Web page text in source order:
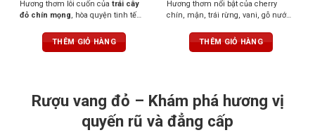
Hương thơm lôi cuốn của trái cây
đỏ chín mọng, hòa quyện tinh tế
gỗ nướng nhẹ. Hậu vị êm ái, cổ
điển với
dịu dàng.
thanh lịch.
THÊM GIỎ HÀNG
Hương thơm nổi bật của cherry
chín, mận, trái rừng, vani, gỗ nướng
đặn, ấm áp và hài hòa. Tannin
mềm mại, kết cấu tròn trịa, hậu vị
THÊM GIỎ HÀNG
Rượu vang đỏ – Khám phá hương vị
quyến rũ và đẳng cấp